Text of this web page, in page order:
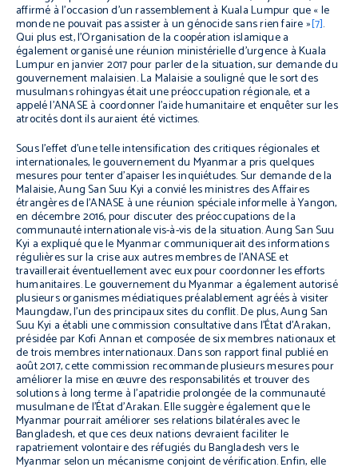
affirmé à l’occasion d’un rassemblement à Kuala Lumpur que « le
monde ne pouvait pas assister à un génocide sans rien faire »[7].
Qui plus est, l’Organisation de la coopération islamique a
également organisé une réunion ministérielle d’urgence à Kuala
Lumpur en janvier 2017 pour parler de la situation, sur demande du
gouvernement malaisien. La Malaisie a souligné que le sort des
musulmans rohingyas était une préoccupation régionale, et a
appelé l’ANASE à coordonner l’aide humanitaire et enquêter sur les
atrocités dont ils auraient été victimes.
Sous l’effet d’une telle intensification des critiques régionales et
internationales, le gouvernement du Myanmar a pris quelques
mesures pour tenter d’apaiser les inquiétudes. Sur demande de la
Malaisie, Aung San Suu Kyi a convié les ministres des Affaires
étrangères de l’ANASE à une réunion spéciale informelle à Yangon,
en décembre 2016, pour discuter des préoccupations de la
communauté internationale vis-à-vis de la situation. Aung San Suu
Kyi a expliqué que le Myanmar communiquerait des informations
régulières sur la crise aux autres membres de l’ANASE et
travaillerait éventuellement avec eux pour coordonner les efforts
humanitaires. Le gouvernement du Myanmar a également autorisé
plusieurs organismes médiatiques préalablement agréés à visiter
Maungdaw, l’un des principaux sites du conflit. De plus, Aung San
Suu Kyi a établi une commission consultative dans l’État d’Arakan,
présidée par Kofi Annan et composée de six membres nationaux et
de trois membres internationaux. Dans son rapport final publié en
août 2017, cette commission recommande plusieurs mesures pour
améliorer la mise en œuvre des responsabilités et trouver des
solutions à long terme à l’apatridie prolongée de la communauté
musulmane de l’État d’Arakan. Elle suggère également que le
Myanmar pourrait améliorer ses relations bilatérales avec le
Bangladesh, et que ces deux nations devraient faciliter le
rapatriement volontaire des réfugiés du Bangladesh vers le
Myanmar selon un mécanisme conjoint de vérification. Enfin, elle